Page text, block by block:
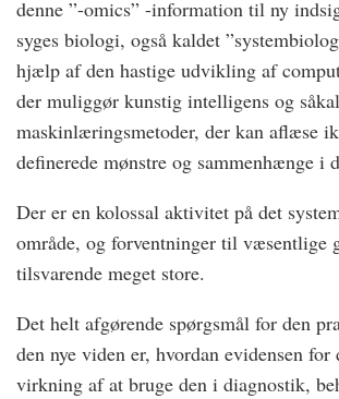
denne ”-omics” -information til ny
syges biologi, også kaldet
hjælp af den hastige udvikling af
der muliggør kunstig intelligens og
maskinlæringsmetoder, der kan aflæse
definerede mønstre og sammenhænge i
Der er en kolossal aktivitet på det
område, og forventninger til væsentlige
tilsvarende meget store.
Det helt afgørende spørgsmål for den
den nye viden er, hvordan evidensen for
virkning af at bruge den i diagnostik,